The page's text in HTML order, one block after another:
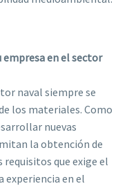
empresa en el sector
naval siempre se
los materiales. Como
nuevas
la obtención de
que exige el
experiencia en el